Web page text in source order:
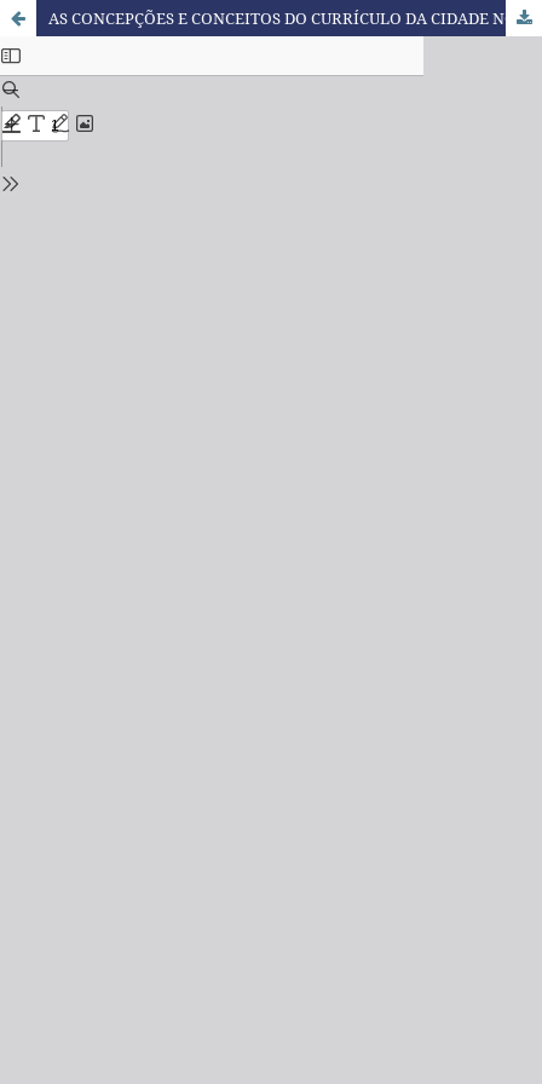
AS CONCEPÇÕES E CONCEITOS DO CURRÍCULO DA CIDADE NO CONTEXTO DA DISPUTA POR HEGEMONIA DA ESCOLA PÚBLICA